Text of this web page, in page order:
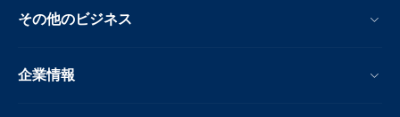
その他のビジネス
企業情報